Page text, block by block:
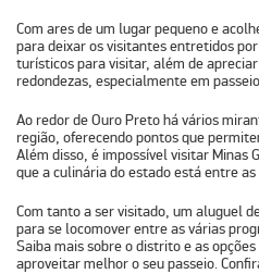
Com ares de um lugar pequeno e
para deixar os visitantes entretidos
turísticos para visitar, além de
redondezas, especialmente em
Ao redor de Ouro Preto há vários
região, oferecendo pontos que
Além disso, é impossível visitar Minas
que a culinária do estado está entre
Com tanto a ser visitado, um aluguel
para se locomover entre as várias
Saiba mais sobre o distrito e as
aproveitar melhor o seu passeio.